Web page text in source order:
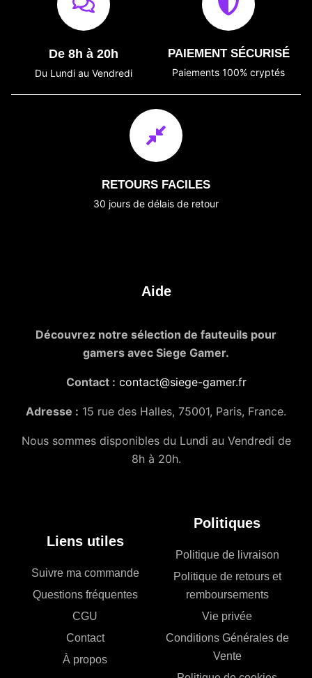
De 8h à 20h
Du Lundi au Vendredi
PAIEMENT SÉCURISÉ
Paiements 100% cryptés
RETOURS FACILES
30 jours de délais de retour
Aide
Découvrez notre sélection de fauteuils pour
gamers avec Siege Gamer.
Contact : contact@siege-gamer.fr
Adresse : 15 rue des Halles, 75001, Paris, France.
Nous sommes disponibles du Lundi au Vendredi de
8h à 20h.
Liens utiles
Suivre ma commande
Questions fréquentes
CGU
Contact
À propos
Politiques
Politique de livraison
Politique de retours et
remboursements
Vie privée
Conditions Générales de
Vente